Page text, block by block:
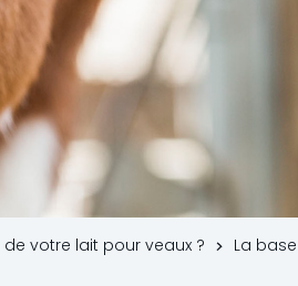
votre lait pour veaux ?